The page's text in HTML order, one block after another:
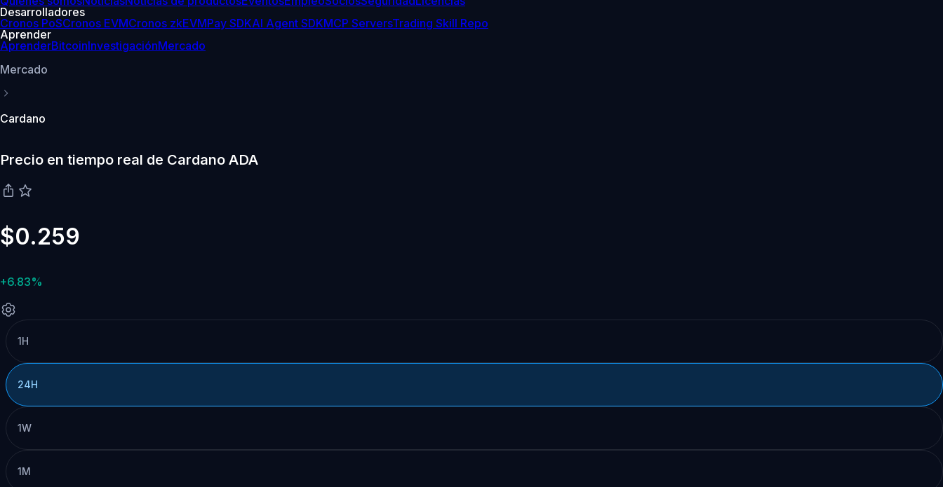
Desarrolladores
Cronos PoSCronos EVMCronos zkEVMPay SDKAI Agent SDKMCP ServersTrading Skill Repo
Aprender
AprenderBitcoinInvestigaciónMercado
Mercado
Cardano
Precio en tiempo real de Cardano ADA
$0.259
+6.83%
1H
24H
1W
1M